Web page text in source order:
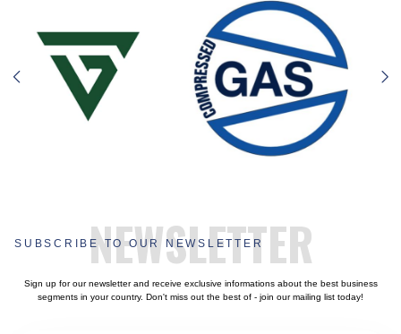
NEWSLETTER
SUBSCRIBE TO OUR NEWSLETTER
Sign up for our newsletter and receive exclusive informations about the best business
segments in your country. Don't miss out the best of - join our mailing list today!